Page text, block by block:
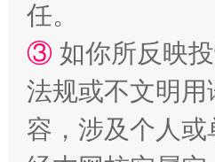
任。
③ 如你所反映
法规或不文明
容，涉及个人